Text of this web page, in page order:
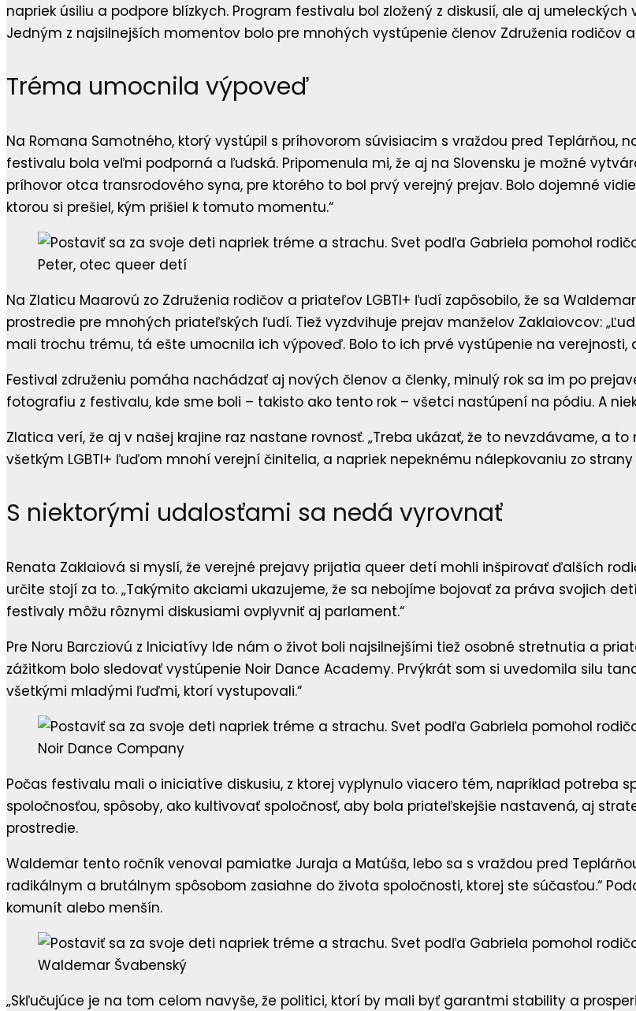
napriek úsiliu a podpore blízkych. Program festivalu bol zložený z diskusií, ale aj
Jedným z najsilnejších momentov bolo pre mnohých vystúpenie členov Združenia rodičov
Tréma umocnila výpoveď
Na Romana Samotného, ktorý vystúpil s príhovorom súvisiacim s vraždou pred Teplárňou,
festivalu bola veľmi podporná a ľudská. Pripomenula mi, že aj na Slovensku je možné
príhovor otca transrodového syna, pre ktorého to bol prvý verejný prejav. Bolo dojemné
ktorou si prešiel, kým prišiel k tomuto momentu.“
Peter, otec queer detí
Na Zlaticu Maarovú zo Združenia rodičov a priateľov LGBTI+ ľudí zapôsobilo, že sa
prostredie pre mnohých priateľských ľudí. Tiež vyzdvihuje prejav manželov Zaklaiovcov:
mali trochu trému, tá ešte umocnila ich výpoveď. Bolo to ich prvé vystúpenie na verejnosti,
Festival združeniu pomáha nachádzať aj nových členov a členky, minulý rok sa im po
fotografiu z festivalu, kde sme boli – takisto ako tento rok – všetci nastúpení na pódiu. A
Zlatica verí, že aj v našej krajine raz nastane rovnosť. „Treba ukázať, že to nevzdávame, a
všetkým LGBTI+ ľuďom mnohí verejní činitelia, a napriek nepeknému nálepkovaniu zo strany
S niektorými udalosťami sa nedá vyrovnať
Renata Zaklaiová si myslí, že verejné prejavy prijatia queer detí mohli inšpirovať ďalších
určite stojí za to. „Takýmito akciami ukazujeme, že sa nebojíme bojovať za práva svojich
festivaly môžu rôznymi diskusiami ovplyvniť aj parlament.“
Pre Noru Barcziovú z Iniciatívy Ide nám o život boli najsilnejšími tiež osobné stretnutia a
zážitkom bolo sledovať vystúpenie Noir Dance Academy. Prvýkrát som si uvedomila silu
všetkými mladými ľuďmi, ktorí vystupovali.“
Noir Dance Company
Počas festivalu mali o iniciatíve diskusiu, z ktorej vyplynulo viacero tém, napríklad potreba
spoločnosťou, spôsoby, ako kultivovať spoločnosť, aby bola priateľskejšie nastavená, aj
prostredie.
Waldemar tento ročník venoval pamiatke Juraja a Matúša, lebo sa s vraždou pred
radikálnym a brutálnym spôsobom zasiahne do života spoločnosti, ktorej ste súčasťou.“
komunít alebo menšín.
Waldemar Švabenský
„Skľučujúce je na tom celom navyše, že politici, ktorí by mali byť garantmi stability a